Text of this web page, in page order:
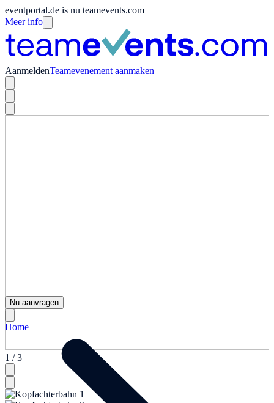
eventportal.de is nu teamevents.com
Meer info
AanmeldenTeamevenement aanmaken
1 / 3
Nu aanvragen
Home